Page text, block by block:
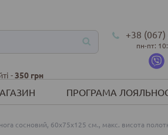
-350 грн
+38
пн-пт:
ПРОГРАМА
сосновий, 60х75х125 см., макс. висота